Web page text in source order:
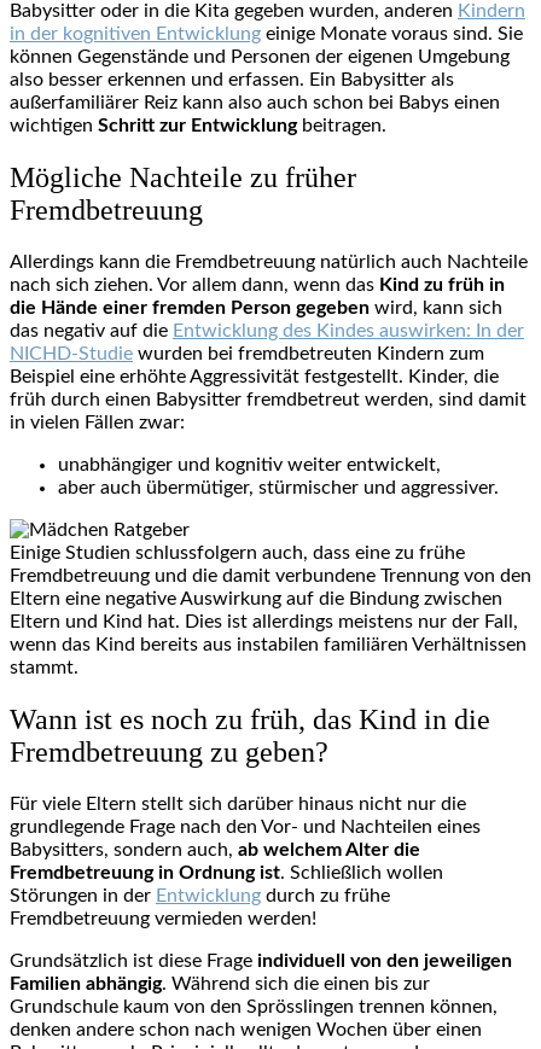
Babysitter oder in die Kita gegeben wurden, anderen Kindern
in der kognitiven Entwicklung einige Monate voraus sind. Sie
können Gegenstände und Personen der eigenen Umgebung
also besser erkennen und erfassen. Ein Babysitter als
außerfamiliärer Reiz kann also auch schon bei Babys einen
wichtigen Schritt zur Entwicklungbeitragen.
Mögliche Nachteile zu früher
Fremdbetreuung
Allerdings kann die Fremdbetreuung natürlich auch Nachteile
nach sich ziehen. Vor allem dann, wenn das Kind zu früh in
die Hände einer fremden Person gegeben wird, kann sich
das negativ auf die Entwicklung des Kindes auswirken: In der
NICHD-Studie wurden bei fremdbetreuten Kindern zum
Beispiel eine erhöhte Aggressivität festgestellt. Kinder, die
früh durch einen Babysitter fremdbetreut werden, sind damit
in vielen Fällen zwar:
unabhängiger und kognitiv weiter entwickelt,
aber auch übermütiger, stürmischer und aggressiver.
Einige Studien schlussfolgern auch, dass eine zu frühe
Fremdbetreuung und die damit verbundene Trennung von den
Eltern eine negative Auswirkung auf die Bindung zwischen
Eltern und Kind hat. Dies ist allerdings meistens nur der Fall,
wenn das Kind bereits aus instabilen familiären Verhältnissen
stammt.
Wann ist es noch zu früh, das Kind in die
Fremdbetreuung zu geben?
Für viele Eltern stellt sich darüber hinaus nicht nur die
grundlegende Frage nach den Vor- und Nachteilen eines
Babysitters, sondern auch, ab welchem Alter die
Fremdbetreuung in Ordnung ist. Schließlich wollen
Störungen in der Entwicklung durch zu frühe
Fremdbetreuung vermieden werden!
Grundsätzlich ist diese Frage individuell von den jeweiligen
Familien abhängig. Während sich die einen bis zur
Grundschule kaum von den Sprösslingen trennen können,
denken andere schon nach wenigen Wochen über einen